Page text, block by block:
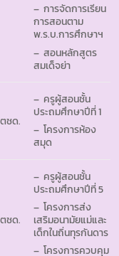
– การจัดการเรียน
การสอนตาม
พ.ร.บ.การศึกษาฯ
– สอนหลักสูตร
สมเด็จย่า
ชด.
– ครูผู้สอนชั้น
ประถมศึกษาปีที่ 1
– โครงการห้อง
สมุด
ชด.
– ครูผู้สอนชั้น
ประถมศึกษาปีที่ 5
– โครงการส่ง
เสริมอนามัยแม่และ
เด็กในถิ่นทุรกันดาร
– โครงการควบคุม